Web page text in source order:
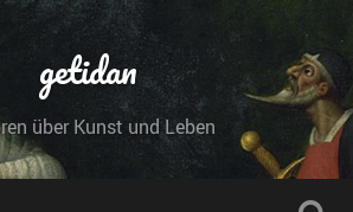
getidan
über Kunst und Leben